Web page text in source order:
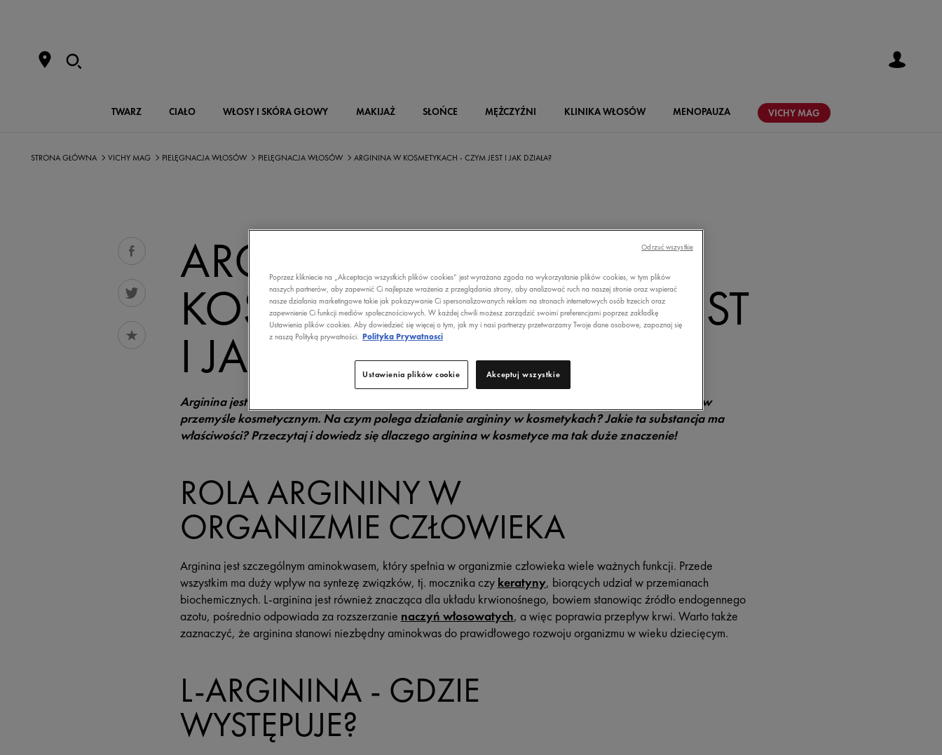
TWARZ CIAŁO WŁOSY I SKÓRA GŁOWY MAKIJAŻ SŁOŃCE MĘŻCZYŹNI KLINIKA WŁOSÓW MENOPAUZA VICHY MAG
STRONA GŁÓWNA VICHY MAG PIELĘGNACJA WŁOSÓW PIELĘGNACJA WŁOSÓW ARGININA W KOSMETYKACH - CZYM JEST I JAK DZIAŁA?
ARGININA W
KOSMETYKACH - CZYM JEST
I JAK DZIAŁA?
Arginina jest naturalnym aminokwasem, który w ostatnich latach znajduje szerokie zastosowanie w
przemyśle kosmetycznym. Na czym polega działanie argininy w kosmetykach? Jakie ta substancja ma
właściwości? Przeczytaj i dowiedz się dlaczego arginina w kosmetyce ma tak duże znaczenie!
ROLA ARGININY W
ORGANIZMIE CZŁOWIEKA
Arginina jest szczególnym aminokwasem, który spełnia w organizmie człowieka wiele ważnych funkcji. Przede
wszystkim ma duży wpływ na syntezę związków, tj. mocznika czy keratyny, biorących udział w przemianach
biochemicznych. L-arginina jest również znacząca dla układu krwionośnego, bowiem stanowiąc źródło endogennego
azotu, pośrednio odpowiada za rozszerzanie naczyń włosowatych, a więc poprawia przepływ krwi. Warto także
zaznaczyć, że arginina stanowi niezbędny aminokwas do prawidłowego rozwoju organizmu w wieku dziecięcym.
L-ARGININA - GDZIE
WYSTĘPUJE?
Poprzez klikniecie na „Akceptacja wszystkich plików cookies” jest wyrażana zgoda na wykorzystanie plików cookies, w tym plików
naszych partnerów, aby zapewnić Ci najlepsze wrażenia z przeglądania strony, aby analizować ruch na naszej stronie oraz wspierać
nasze działania marketingowe takie jak pokazywanie Ci spersonalizowanych reklam na stronach internetowych osób trzecich oraz
zapewnienie Ci funkcji mediów społecznościowych. W każdej chwili możesz zarządzić swoimi preferencjami poprzez zakładkę
Ustawienia plików cookies. Aby dowiedzieć się więcej o tym, jak my i nasi partnerzy przetwarzamy Twoje dane osobowe, zapoznaj się
z naszą Polityką prywatności. Polityka Prywatnosci
Ustawienia plików cookie Akceptuj wszystkie
Odrzuć wszystkie